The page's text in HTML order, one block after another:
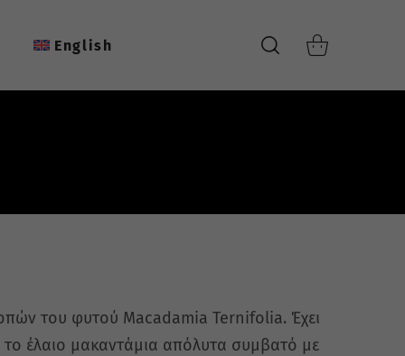
English
του φυτού Macadamia Ternifolia. Έχει
το έλαιο μακαντάμια απόλυτα συμβατό με